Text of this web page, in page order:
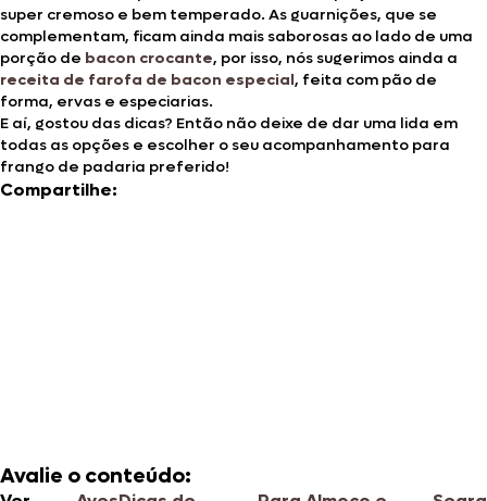
super cremoso e bem temperado. As guarnições, que se
complementam, ficam ainda mais saborosas ao lado de uma
porção de bacon crocante, por isso, nós sugerimos ainda a
receita de farofa de bacon especial, feita com pão de
forma, ervas e especiarias.
E aí, gostou das dicas? Então não deixe de dar uma lida em
todas as opções e escolher o seu acompanhamento para
frango de padaria preferido!
Compartilhe:
Avalie o conteúdo: